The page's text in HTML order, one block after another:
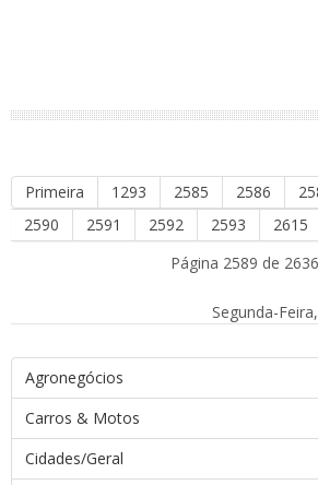
Primeira 1293 2585 2586
2590
2591 2592 2593 2615
Página 2589 de 2636
Segunda-
Agronegócios
Carros & Motos
Cidades/Geral